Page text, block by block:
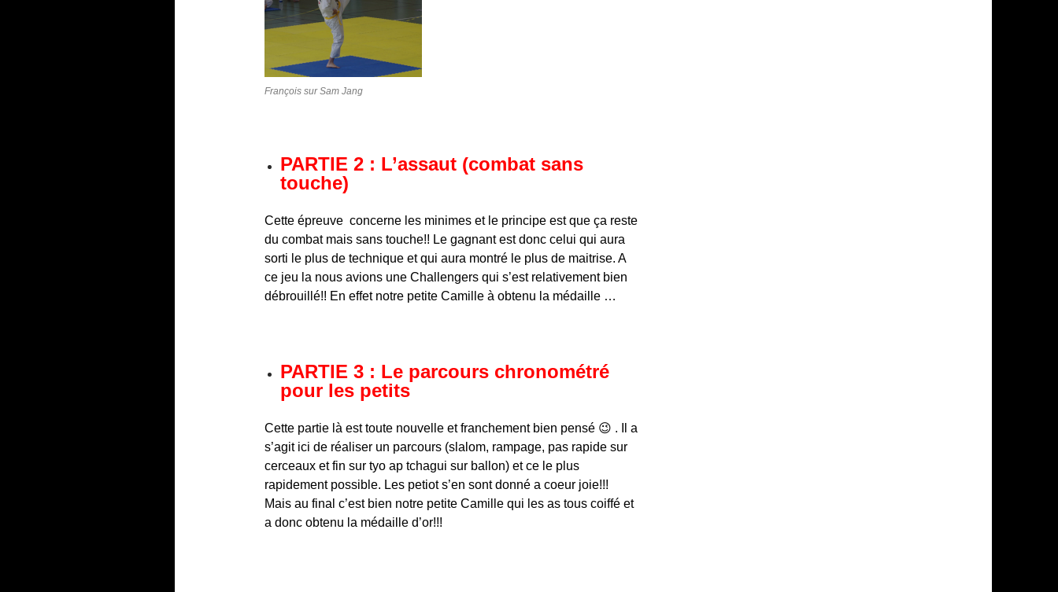
François sur Sam Jang
PARTIE 2 : L’assaut (combat sans
touche)
Cette épreuve concerne les minimes et le principe est que ça reste
du combat mais sans touche!! Le gagnant est donc celui qui aura
sorti le plus de technique et qui aura montré le plus de maitrise. A
ce jeu la nous avions une Challengers qui s’est relativement bien
débrouillé!! En effet notre petite Camille à obtenu la médaille …
PARTIE 3 : Le parcours chronométré
pour les petits
Cette partie là est toute nouvelle et franchement bien pensé 😉 . Il a
s’agit ici de réaliser un parcours (slalom, rampage, pas rapide sur
cerceaux et fin sur tyo ap tchagui sur ballon) et ce le plus
rapidement possible. Les petiot s’en sont donné a coeur joie!!!
Mais au final c’est bien notre petite Camille qui les as tous coiffé et
a donc obtenu la médaille d’or!!!